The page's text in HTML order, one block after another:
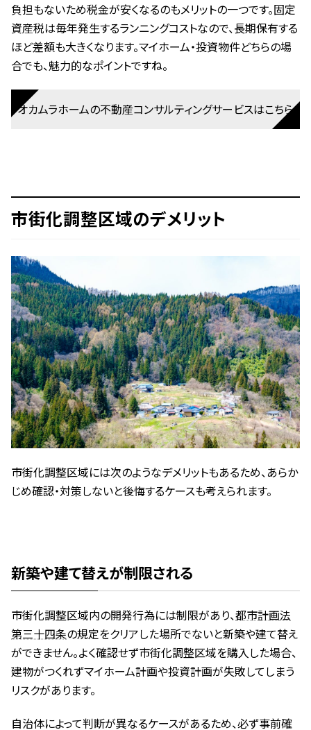
負担もないため税金が安くなるのもメリットの一つです。固定
資産税は毎年発生するランニングコストなので、長期保有する
ほど差額も大きくなります。マイホーム・投資物件どちらの場
合でも、魅力的なポイントですね。
オカムラホームの不動産コンサルティングサービスはこちら
市街化調整区域のデメリット
市街化調整区域には次のようなデメリットもあるため、あらか
じめ確認・対策しないと後悔するケースも考えられます。
新築や建て替えが制限される
市街化調整区域内の開発行為には制限があり、都市計画法
第三十四条の規定をクリアした場所でないと新築や建て替え
ができません。よく確認せず市街化調整区域を購入した場合、
建物がつくれずマイホーム計画や投資計画が失敗してしまう
リスクがあります。
自治体によって判断が異なるケースがあるため、必ず事前確